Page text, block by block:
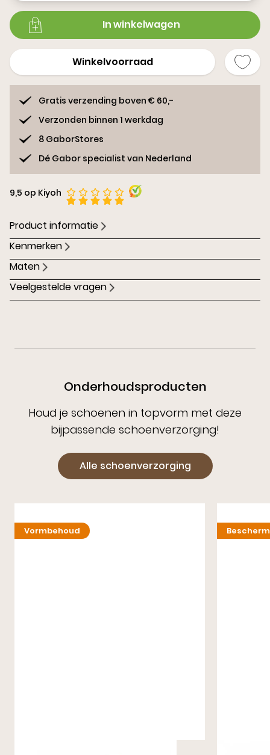
In winkelwagen
Winkelvoorraad
Gratis verzending boven € 60,-
Verzonden binnen 1 werkdag
8 GaborStores
Dé Gabor specialist van Nederland
9,5 op Kiyoh
Product informatie
Kenmerken
Maten
Veelgestelde vragen
Onderhoudsproducten
Houd je schoenen in topvorm met deze
bijpassende schoenverzorging!
Alle schoenverzorging
Vormbehoud
Laarzenspanners 32 CM